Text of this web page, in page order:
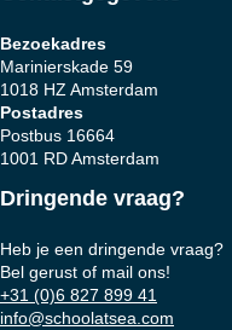
Bezoekadres
Marinierskade 59
1018 HZ Amsterdam
Postadres
Postbus 16664
1001 RD Amsterdam
Dringende vraag?
Heb je een dringende vraag?
Bel gerust of mail ons!
+31 (0)6 827 899 41
info@schoolatsea.com